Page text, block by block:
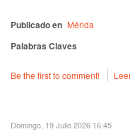
Publicado en Mérida
Palabras Claves
Be the first to comment!
Domingo, 19 Julio 2026 16:45